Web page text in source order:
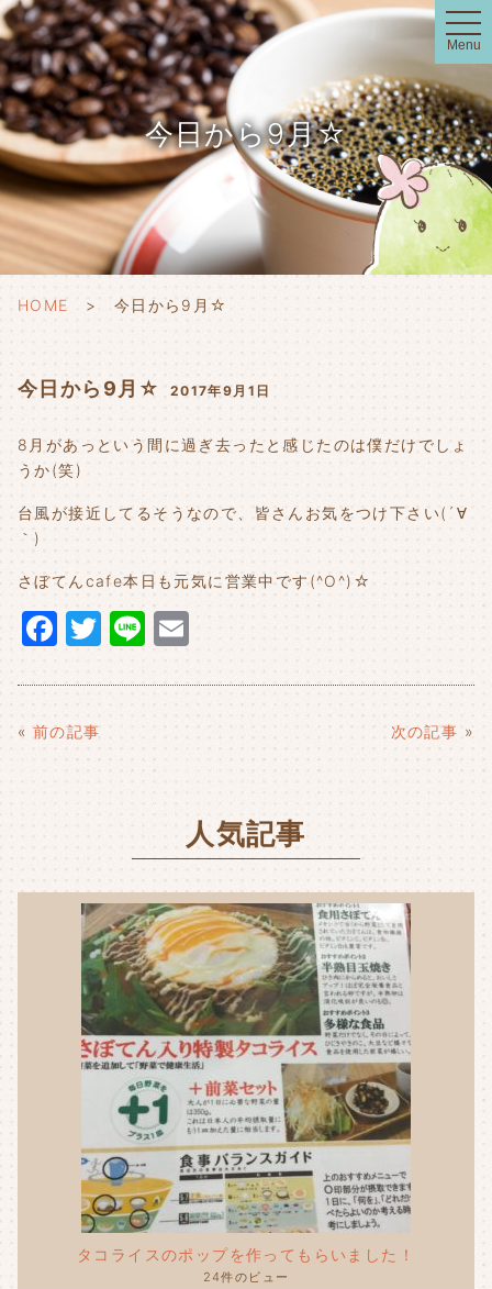
t
o
g
g
l
e
n
a
v
i
g
a
t
i
o
n
Menu
今日から9月☆
HOME 今日から9月☆
今日から9月☆ 2017年9月1日
8月があっという間に過ぎ去ったと感じたのは僕だけでしょ
うか(笑)
台風が接近してるそうなので、皆さんお気をつけ下さい(´∀
｀)
さぼてんcafe本日も元気に営業中です(^O^)☆
F
c
e
T
it
Li
e ai
« 前の記事 次の記事 »
人気記事
タコライスのポップを作ってもらいました！
24件のビュー